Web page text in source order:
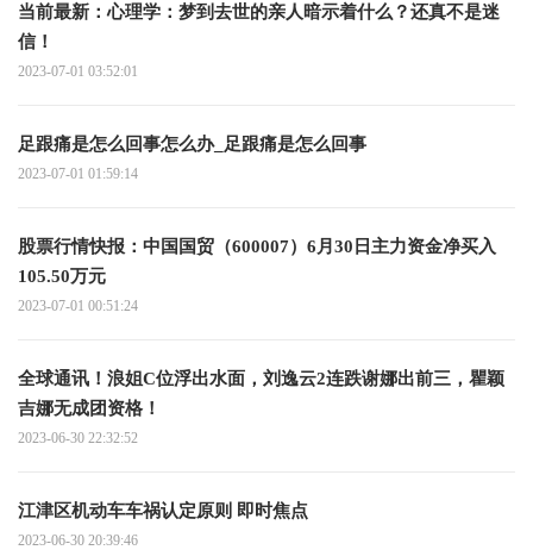
当前最新：心理学：梦到去世的亲人暗示着什么？还真不是迷
信！
2023-07-01 03:52:01
足跟痛是怎么回事怎么办_足跟痛是怎么回事
2023-07-01 01:59:14
股票行情快报：中国国贸（600007）6月30日主力资金净买入
105.50万元
2023-07-01 00:51:24
全球通讯！浪姐C位浮出水面，刘逸云2连跌谢娜出前三，瞿颖
吉娜无成团资格！
2023-06-30 22:32:52
江津区机动车车祸认定原则 即时焦点
2023-06-30 20:39:46